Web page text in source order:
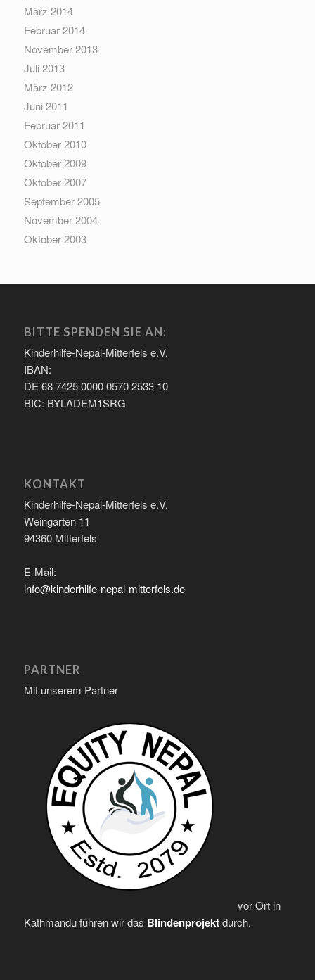
März 2014
Februar 2014
November 2013
Juli 2013
März 2012
Juni 2011
Februar 2011
Oktober 2010
Oktober 2009
Oktober 2007
September 2005
November 2004
Oktober 2003
BITTE SPENDEN SIE AN:
Kinderhilfe-Nepal-Mitterfels e.V.
IBAN:
DE 68 7425 0000 0570 2533 10
BIC: BYLADEM1SRG
KONTAKT
Kinderhilfe-Nepal-Mitterfels e.V.
Weingarten 11
94360 Mitterfels
E-Mail:
info@kinderhilfe-nepal-mitterfels.de
PARTNER
Mit unserem Partner
vor Ort in
Kathmandu führen wir das Blindenprojektdurch.